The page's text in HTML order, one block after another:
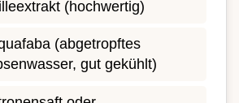
(hochwertig)
(abgetropftes
gut gekühlt)